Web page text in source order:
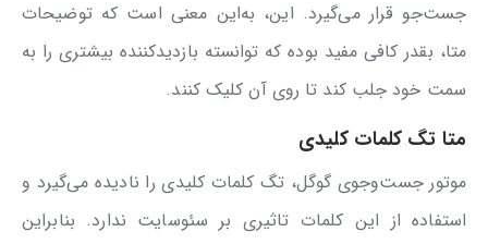
جست‌جو قرار می‌گیرد. این، به‌این معنی است که توضیحات
متا، بقدر کافی مفید بوده که توانسته بازدیدکننده بیشتری را به
سمت خود جلب کند تا روی آن کلیک کنند.
متا تگ کلمات کلیدی
موتور جست‌وجوی گوگل، تگ کلمات کلیدی را نادیده می‌گیرد و
استفاده از این کلمات تاثیری بر سئوسایت ندارد. بنابراین